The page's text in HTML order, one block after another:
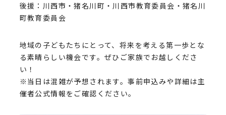
後援：川西市・猪名川町・川西市教育委員会・猪名川
町教育委員会
地域の子どもたちにとって、将来を考える第一歩とな
る素晴らしい機会です。ぜひご家族でお越しくださ
い！
※当日は混雑が予想されます。事前申込みや詳細は主
催者公式情報をご確認ください。